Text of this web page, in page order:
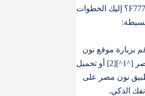
F777X؟ إليك الخطوات
بزيارة موقع نون
مصر [^1^][2] أو تحميل
نون مصر على
الذكي.